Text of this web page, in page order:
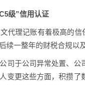
级”信用认证
代理记账有着极高的
续一整年的财税合规以
司于公司异常处置、
变更这些方面，积攒